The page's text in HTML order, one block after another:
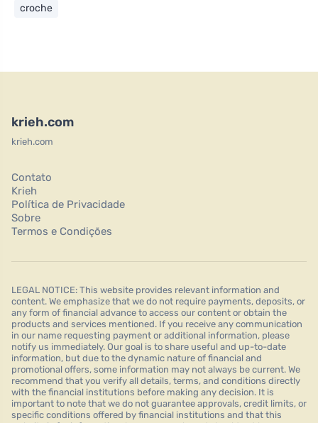
croche
krieh.com
krieh.com
Contato
Krieh
Política de Privacidade
Sobre
Termos e Condições
LEGAL NOTICE: This website provides relevant information and
content. We emphasize that we do not require payments, deposits, or
any form of financial advance to access our content or obtain the
products and services mentioned. If you receive any communication
in our name requesting payment or additional information, please
notify us immediately. Our goal is to share useful and up-to-date
information, but due to the dynamic nature of financial and
promotional offers, some information may not always be current. We
recommend that you verify all details, terms, and conditions directly
with the financial institutions before making any decision. It is
important to note that we do not guarantee approvals, credit limits, or
specific conditions offered by financial institutions and that this